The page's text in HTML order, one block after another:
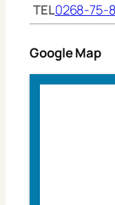
TEL0268-75-
Google Map